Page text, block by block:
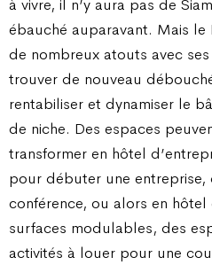
à vivre, il n’y aura pas de
ébauché auparavant. Mais le
de nombreux atouts avec
trouver de nouveau
rentabiliser et dynamiser le
de niche. Des espaces
transformer en hôtel
pour débuter une
conférence, ou alors en hôtel
surfaces modulables, des
activités à louer pour une